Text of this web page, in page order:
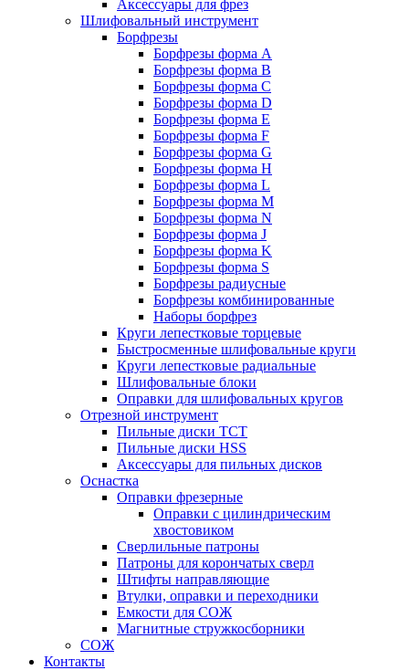
Аксессуары для фрез
Шлифовальный инструмент
Борфрезы
Борфрезы форма A
Борфрезы форма B
Борфрезы форма C
Борфрезы форма D
Борфрезы форма E
Борфрезы форма F
Борфрезы форма G
Борфрезы форма H
Борфрезы форма L
Борфрезы форма M
Борфрезы форма N
Борфрезы форма J
Борфрезы форма K
Борфрезы форма S
Борфрезы радиусные
Борфрезы комбинированные
Наборы борфрез
Круги лепестковые торцевые
Быстросменные шлифовальные круги
Круги лепестковые радиальные
Шлифовальные блоки
Оправки для шлифовальных кругов
Отрезной инструмент
Пильные диски ТСТ
Пильные диски HSS
Аксессуары для пильных дисков
Оснастка
Оправки фрезерные
Оправки с цилиндрическим
хвостовиком
Сверлильные патроны
Патроны для корончатых сверл
Штифты направляющие
Втулки, оправки и переходники
Емкости для СОЖ
Магнитные стружкосборники
СОЖ
Контакты